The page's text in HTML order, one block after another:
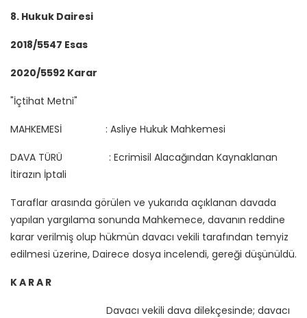
8. Hukuk Dairesi
2018/5547 Esas
2020/5592 Karar
"İçtihat Metni"
MAHKEMESİ : Asliye Hukuk Mahkemesi
DAVA TÜRÜ : Ecrimisil Alacağından Kaynaklanan
İtirazın İptali
Taraflar arasında görülen ve yukarıda açıklanan davada
yapılan yargılama sonunda Mahkemece, davanın reddine
karar verilmiş olup hükmün davacı vekili tarafından temyiz
edilmesi üzerine, Dairece dosya incelendi, gereği düşünüldü.
K A R A R
Davacı vekili dava dilekçesinde; davacı